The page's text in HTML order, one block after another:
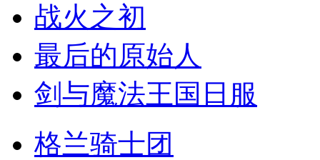
战火之初
最后的原始人
剑与魔法王国日服
格兰骑士团